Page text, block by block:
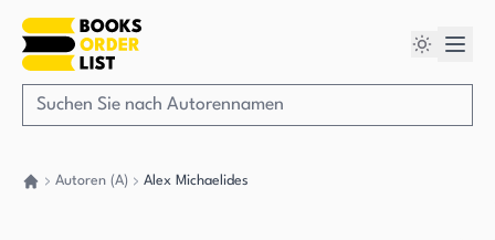
Autoren (A) Alex Michaelides